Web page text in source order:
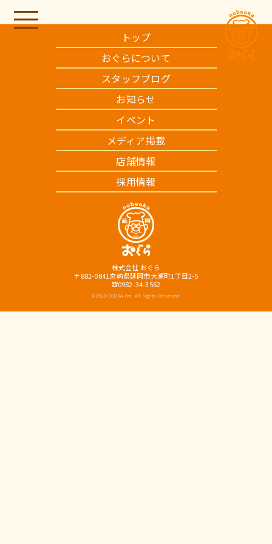
トップ
おぐらについて
スタッフブログ
お知らせ
イベント
メディア掲載
店舗情報
採用情報
株式会社 おぐら
〒882-0841宮崎県延岡市大瀬町1丁目2-5
0982-34-3562
©2023 OGURA Inc. All Rights Reserved.